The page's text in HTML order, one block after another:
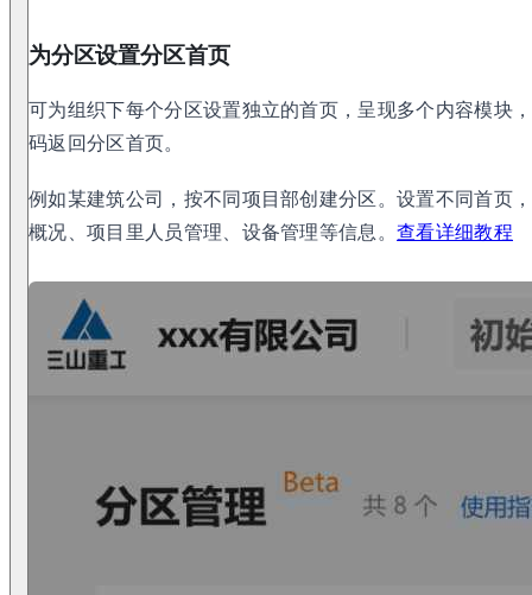
为分区设置分区首页
可为组织下每个分区设置独立的首页，呈现多个内容模块
码返回分区首页。
例如某建筑公司，按不同项目部创建分区。设置不同首页
概况、项目里人员管理、设备管理等信息。查看详细教程